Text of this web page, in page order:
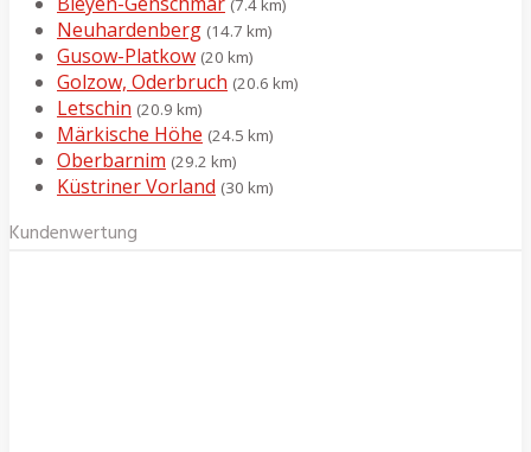
(7.4 km)
Neuhardenberg (14.7 km)
Gusow-Platkow (20 km)
Golzow, Oderbruch (20.6 km)
Letschin (20.9 km)
Märkische Höhe (24.5 km)
Oberbarnim (29.2 km)
Küstriner Vorland (30 km)
Kundenwertung